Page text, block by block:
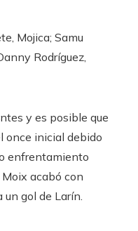
Mojica; Samu
Rodríguez,
y es posible que
once inicial debido
enfrentamiento
acabó con
un gol de Larín.